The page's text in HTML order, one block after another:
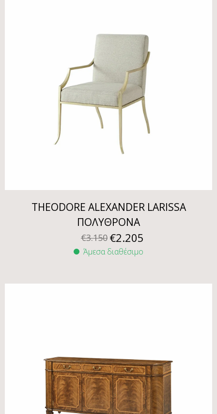
THEODORE ALEXANDER LARISSA
ΠΟΛΥΘΡΟΝΑ
€3.150 €2.205
Άμεσα διαθέσιμο